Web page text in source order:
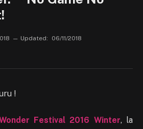
Updated:
06/11/2018
!
Festival 2016 Winter, la